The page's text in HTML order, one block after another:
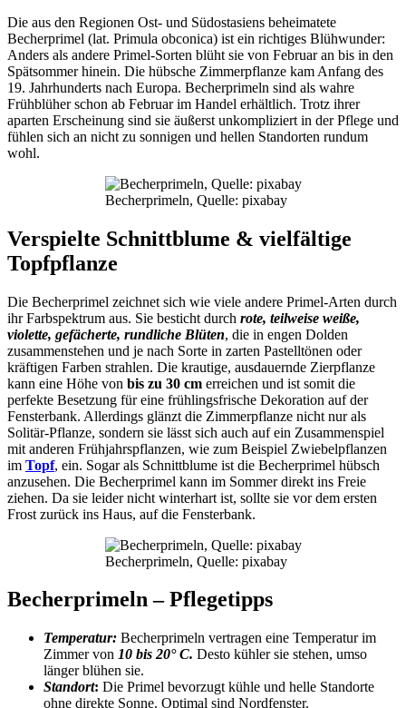
Die aus den Regionen Ost- und Südostasiens beheimatete
Becherprimel (lat. Primula obconica) ist ein richtiges Blühwunder:
Anders als andere Primel-Sorten blüht sie von Februar an bis in den
Spätsommer hinein. Die hübsche Zimmerpflanze kam Anfang des
19. Jahrhunderts nach Europa. Becherprimeln sind als wahre
Frühblüher schon ab Februar im Handel erhältlich. Trotz ihrer
aparten Erscheinung sind sie äußerst unkompliziert in der Pflege und
fühlen sich an nicht zu sonnigen und hellen Standorten rundum
wohl.
Becherprimeln, Quelle: pixabay
Verspielte Schnittblume & vielfältige
Topfpflanze
Die Becherprimel zeichnet sich wie viele andere Primel-Arten durch
ihr Farbspektrum aus. Sie besticht durch rote, teilweise weiße,
violette, gefächerte, rundliche Blüten, die in engen Dolden
zusammenstehen und je nach Sorte in zarten Pastelltönen oder
kräftigen Farben strahlen. Die krautige, ausdauernde Zierpflanze
kann eine Höhe von bis zu 30 cm erreichen und ist somit die
perfekte Besetzung für eine frühlingsfrische Dekoration auf der
Fensterbank. Allerdings glänzt die Zimmerpflanze nicht nur als
Solitär-Pflanze, sondern sie lässt sich auch auf ein Zusammenspiel
mit anderen Frühjahrspflanzen, wie zum Beispiel Zwiebelpflanzen
im Topf, ein. Sogar als Schnittblume ist die Becherprimel hübsch
anzusehen. Die Becherprimel kann im Sommer direkt ins Freie
ziehen. Da sie leider nicht winterhart ist, sollte sie vor dem ersten
Frost zurück ins Haus, auf die Fensterbank.
Becherprimeln, Quelle: pixabay
Becherprimeln – Pflegetipps
Temperatur: Becherprimeln vertragen eine Temperatur im
Zimmer von 10 bis 20° C. Desto kühler sie stehen, umso
länger blühen sie.
Standort: Die Primel bevorzugt kühle und helle Standorte
ohne direkte Sonne. Optimal sind Nordfenster.